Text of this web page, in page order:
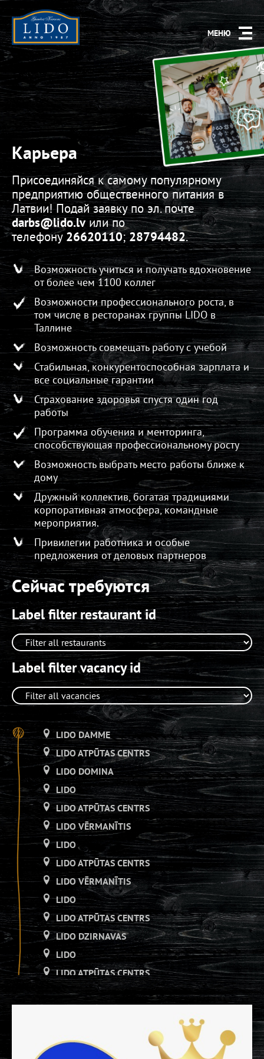
МЕНЮ
Карьера
Присоединяйся к самому популярному
предприятию общественного питания в
Латвии! Подай заявку по эл. почте
darbs@lido.lvили по
телефону 26620110;28794482.
Возможность учиться и получать вдохновение
от более чем 1100 коллег
Возможности профессионального роста, в
том числе в ресторанах группы LIDO в
Таллине
Возможность совмещать работу с учебой
Стабильная, конкурентоспособная зарплата и
все социальные гарантии
Страхование здоровья спустя один год
работы
Программа обучения и менторинга,
способствующая профессиональному росту
Возможность выбрать место работы ближе к
дому
Дружный коллектив, богатая традициями
корпоративная атмосфера, командные
мероприятия.
Привилегии работника и особые
предложения от деловых партнеров
Сейчас требуются
Label filter restaurant id
Label filter vacancy id
LIDO DAMME
LIDO ATPŪTAS CENTRS
LIDO DOMINA
LIDO
LIDO ATPŪTAS CENTRS
LIDO VĒRMANĪTIS
LIDO
LIDO ATPŪTAS CENTRS
LIDO VĒRMANĪTIS
LIDO
LIDO ATPŪTAS CENTRS
LIDO DZIRNAVAS
LIDO
LIDO ATPŪTAS CENTRS
LIDO DZIRNAVAS
LIDO DZIRNAVAS